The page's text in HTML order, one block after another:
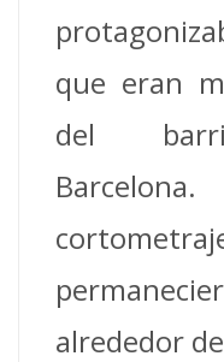
que eran
del
alrededor